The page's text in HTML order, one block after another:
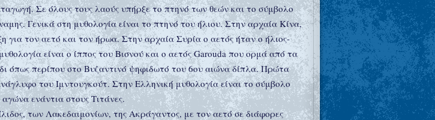
Σε όλους τους λαούς υπήρξε το πτηνό των θεών και το σύμβολο
Γενικά στη μυθολογία είναι το πτηνό του ήλιου. Στην αρχαία Κίνα,
για τον αετό και τον ήρωα. Στην αρχαία Συρία ο αετός ήταν ο ήλιος-
είναι ο ίππος του Βισνού και ο αετός Garouda που ορμά από τα
όπως περίπου στο Βυζαντινό ψηφιδωτό του 6ου αιώνα δίπλα. Πρώτα
του Ιμντουγκούτ. Στην Ελληνική μυθολογία είναι το σύμβολο
ενάντια στους Τιτάνες.
των Λακεδαιμονίων, της Ακράγαντος, με τον αετό σε διάφορες